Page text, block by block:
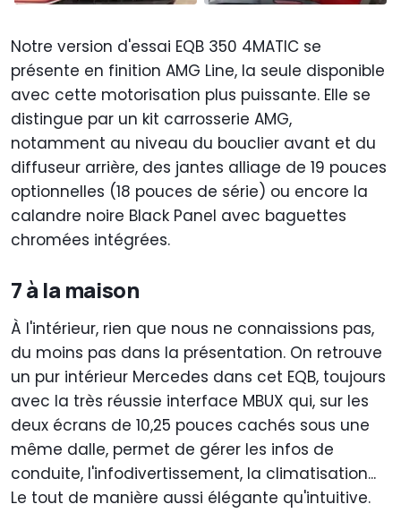
Notre version d'essai EQB 350 4MATIC se
présente en finition AMG Line, la seule disponible
avec cette motorisation plus puissante. Elle se
distingue par un kit carrosserie AMG,
notamment au niveau du bouclier avant et du
diffuseur arrière, des jantes alliage de 19 pouces
optionnelles (18 pouces de série) ou encore la
calandre noire Black Panel avec baguettes
chromées intégrées.
7 à la maison
À l'intérieur, rien que nous ne connaissions pas,
du moins pas dans la présentation. On retrouve
un pur intérieur Mercedes dans cet EQB, toujours
avec la très réussie interface MBUX qui, sur les
deux écrans de 10,25 pouces cachés sous une
même dalle, permet de gérer les infos de
conduite, l'infodivertissement, la climatisation...
Le tout de manière aussi élégante qu'intuitive.